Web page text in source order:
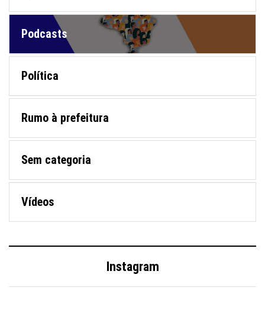
Podcasts
Política
Rumo à prefeitura
Sem categoria
Vídeos
Instagram